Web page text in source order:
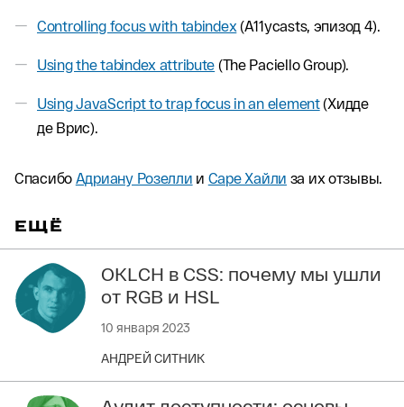
Controlling focus with tabindex (A11ycasts, эпизод 4).
Using the tabindex attribute (The Paciello Group).
Using JavaScript to trap focus in an element(Хидде
де Врис).
Спасибо Адриану Розелли и Саре Хайли за их отзывы.
ЕЩЁ
OKLCH в CSS: почему мы ушли
от RGB и HSL
10 января 2023
АНДРЕЙ СИТНИК